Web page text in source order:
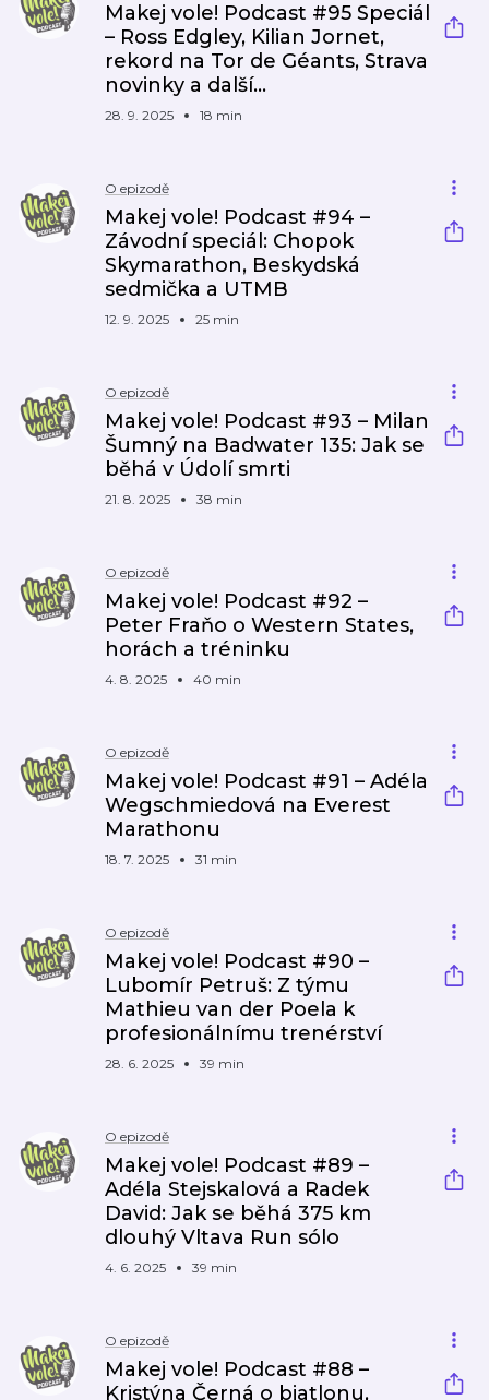
Makej vole! Podcast #95 Speciál
– Ross Edgley, Kilian Jornet,
rekord na Tor de Géants, Strava
novinky a další…
28. 9. 2025 18 min
O epizodě
Makej vole! Podcast #94 –
Závodní speciál: Chopok
Skymarathon, Beskydská
sedmička a UTMB
12. 9. 2025 25 min
O epizodě
Makej vole! Podcast #93 – Milan
Šumný na Badwater 135: Jak se
běhá v Údolí smrti
21. 8. 2025 38 min
O epizodě
Makej vole! Podcast #92 –
Peter Fraňo o Western States,
horách a tréninku
4. 8. 2025 40 min
O epizodě
Makej vole! Podcast #91 – Adéla
Wegschmiedová na Everest
Marathonu
18. 7. 2025 31 min
O epizodě
Makej vole! Podcast #90 –
Lubomír Petruš: Z týmu
Mathieu van der Poela k
profesionálnímu trenérství
28. 6. 2025 39 min
O epizodě
Makej vole! Podcast #89 –
Adéla Stejskalová a Radek
David: Jak se běhá 375 km
dlouhý Vltava Run sólo
4. 6. 2025 39 min
O epizodě
Makej vole! Podcast #88 –
Kristýna Černá o biatlonu,